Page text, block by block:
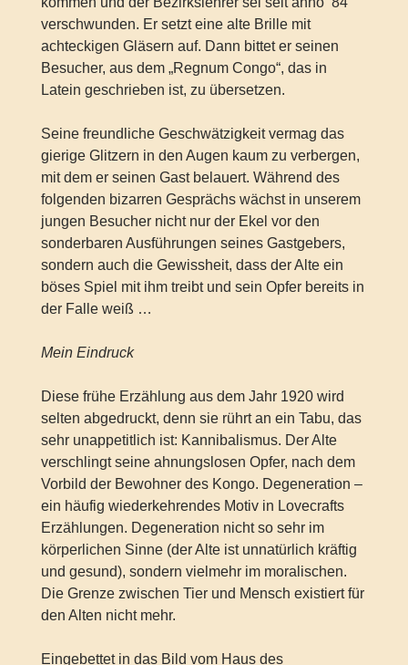
verschwunden. Er setzt eine alte Brille mit
achteckigen Gläsern auf. Dann bittet er seinen
Besucher, aus dem „Regnum Congo“, das in
Latein geschrieben ist, zu übersetzen.
Seine freundliche Geschwätzigkeit vermag das
gierige Glitzern in den Augen kaum zu verbergen,
mit dem er seinen Gast belauert. Während des
folgenden bizarren Gesprächs wächst in unserem
jungen Besucher nicht nur der Ekel vor den
sonderbaren Ausführungen seines Gastgebers,
sondern auch die Gewissheit, dass der Alte ein
böses Spiel mit ihm treibt und sein Opfer bereits in
der Falle weiß …
Mein Eindruck
Diese frühe Erzählung aus dem Jahr 1920 wird
selten abgedruckt, denn sie rührt an ein Tabu, das
sehr unappetitlich ist: Kannibalismus. Der Alte
verschlingt seine ahnungslosen Opfer, nach dem
Vorbild der Bewohner des Kongo. Degeneration –
ein häufig wiederkehrendes Motiv in Lovecrafts
Erzählungen. Degeneration nicht so sehr im
körperlichen Sinne (der Alte ist unnatürlich kräftig
und gesund), sondern vielmehr im moralischen.
Die Grenze zwischen Tier und Mensch existiert für
den Alten nicht mehr.
Eingebettet in das Bild vom Haus des